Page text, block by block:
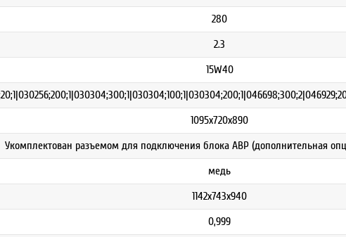
280
2.3
15W40
1095х720х890
Укомплектован разъемом для подключения блока АВР (дополнительная
медь
1142х743х940
0,999